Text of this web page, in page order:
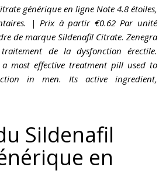
générique en ligne Note 4.8 étoiles,
| Prix à partir €0.62 Par unité
de marque Sildenafil Citrate. Zenegra
de la dysfonction érectile.
a most effective treatment pill used to
in men. Its active ingredient,
Sildenafil
en